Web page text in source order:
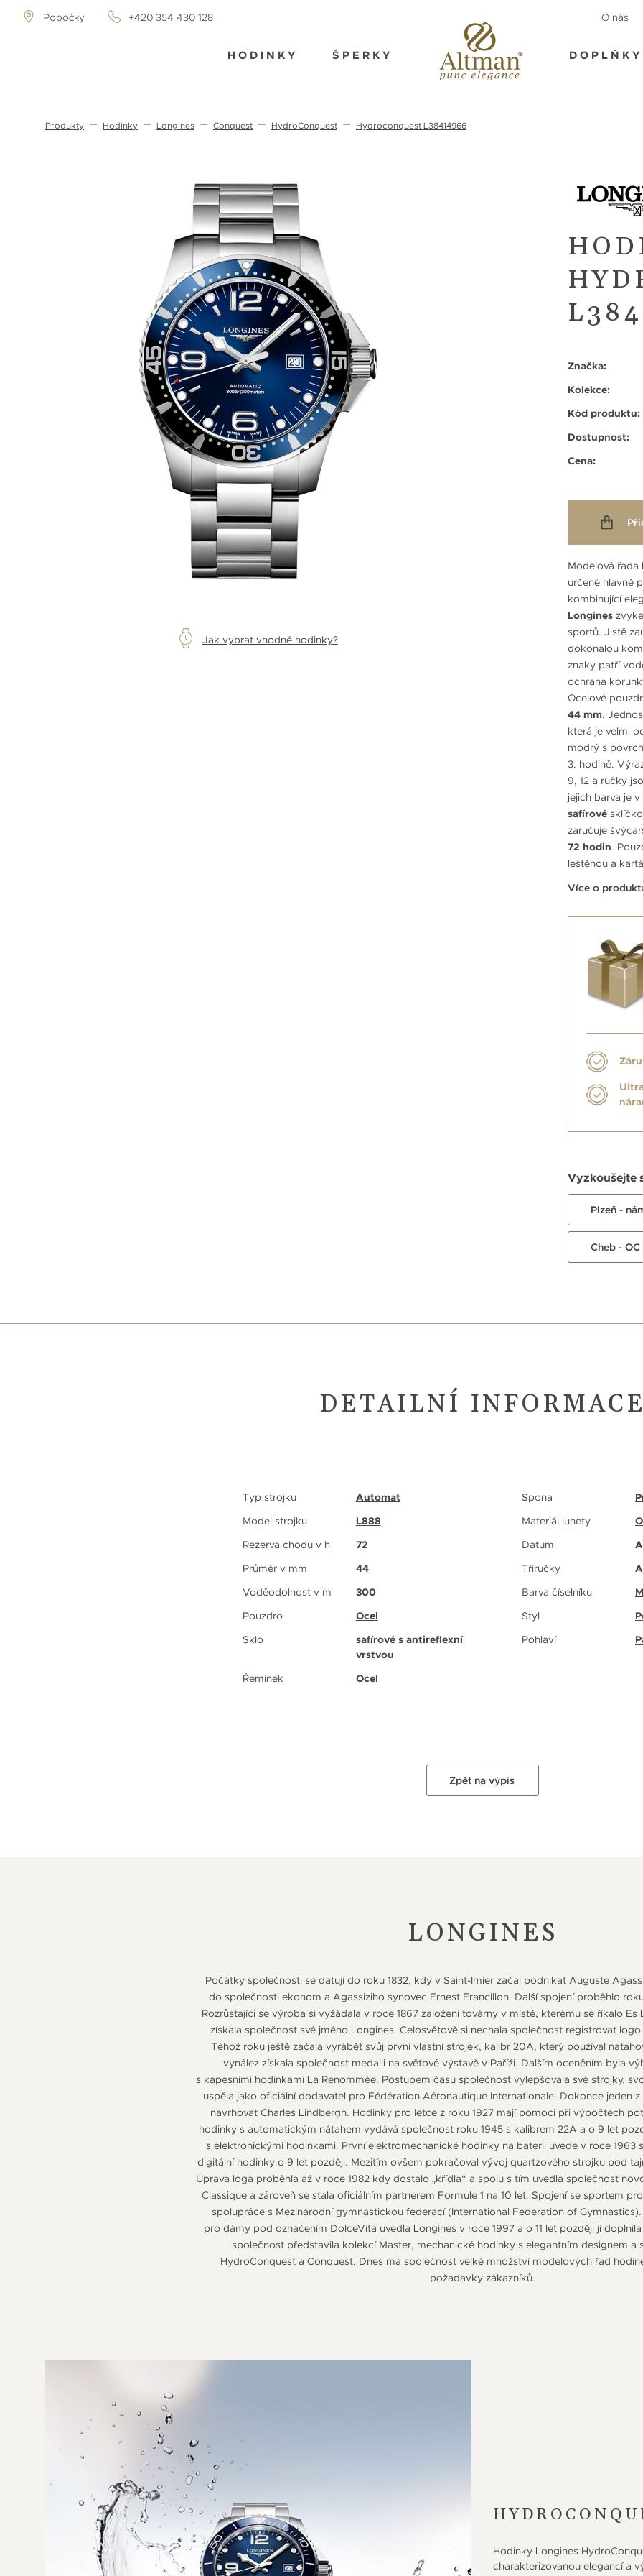
Pobočky +420 354 430 128 O nás
HODINKY ŠPERKY DOPLŇKY
Produkty Hodinky Longines Conquest HydroConquest Hydroconquest L38414966
Jak vybrat vhodné hodinky?
Značka:
Kolekce:
Kód produktu:
Dostupnost:
Cena:
Modelová řada
určené hlavně
kombinující
Longines
sportů. Jistě
dokonalou
znaky patří
ochrana
Ocelové
44 mm.
která je velmi
modrý s
3. hodině.
9, 12 a ručky
jejich barva je
safírové
zaručuje
72 hodin.
leštěnou a
Více o
Vyzkoušejte
Plzeň -
Cheb -
DETAILNÍ INFORMACE
Typ strojku
Automat
Model strojku
L888
Rezerva chodu v h
72
Průměr v mm
44
Voděodolnost v m
300
Pouzdro
Ocel
Sklo
safírové s antireflexní
vrstvou
Řemínek
Ocel
Spona
Materiál lunety
Datum
Tříručky
Barva číselníku
Styl
Pohlaví
Zpět na výpis
LONGINES
Počátky společnosti se datují do roku 1832, kdy v Saint-Imier začal podnikat Auguste
do společnosti ekonom a Agassiziho synovec Ernest Francillon. Další spojení proběhlo
Rozrůstající se výroba si vyžádala v roce 1867 založení továrny v místě, kterému se říkalo
získala společnost své jméno Longines. Celosvětově si nechala společnost registrovat logo
Téhož roku ještě začala vyrábět svůj první vlastní strojek, kalibr 20A, který používal
vynález získala společnost medaili na světové výstavě v Paříži. Dalším oceněním byla
s kapesními hodinkami La Renommée. Postupem času společnost vylepšovala své strojky,
uspěla jako oficiální dodavatel pro Fédération Aéronautique Internationale. Dokonce jeden
navrhovat Charles Lindbergh. Hodinky pro letce z roku 1927 mají pomoci při výpočtech
hodinky s automatickým nátahem vydává společnost roku 1945 s kalibrem 22A a o 9 let
s elektronickými hodinkami. První elektromechanické hodinky na baterii uvede v roce 1963
digitální hodinky o 9 let později. Mezitím ovšem pokračoval vývoj quartzového strojku pod
Úprava loga proběhla až v roce 1982 kdy dostalo „křídla“ a spolu s tím uvedla společnost
Classique a zároveň se stala oficiálním partnerem Formule 1 na 10 let. Spojení se sportem
spolupráce s Mezinárodní gymnastickou federací (International Federation of
pro dámy pod označením DolceVita uvedla Longines v roce 1997 a o 11 let později ji
společnost představila kolekcí Master, mechanické hodinky s elegantním designem a
HydroConquest a Conquest. Dnes má společnost velké množství modelových řad
požadavky zákazníků.
Hodinky Longines
charakterizovanou elegancí a